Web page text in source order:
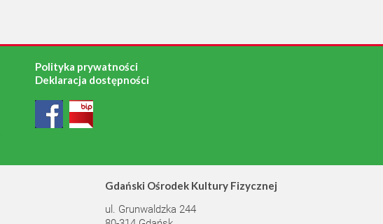
Polityka prywatności
Deklaracja dostępności
Gdański Ośrodek Kultury Fizycznej
ul. Grunwaldzka 244